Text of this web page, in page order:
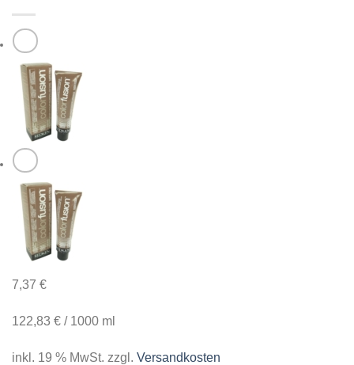
7,37 €
122,83 € / 1000 ml
inkl. 19 % MwSt. zzgl. Versandkosten